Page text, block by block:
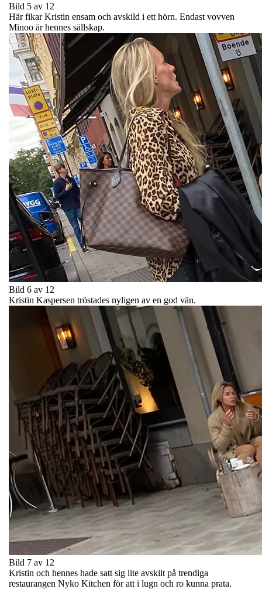
Bild 5 av 12
Här fikar Kristin ensam och avskild i ett hörn. Endast vovven
Minoo är hennes sällskap.
Bild 6 av 12
Kristin Kaspersen tröstades nyligen av en god vän.
Bild 7 av 12
Kristin och hennes hade satt sig lite avskilt på trendiga
restaurangen Nyko Kitchen för att i lugn och ro kunna prata.